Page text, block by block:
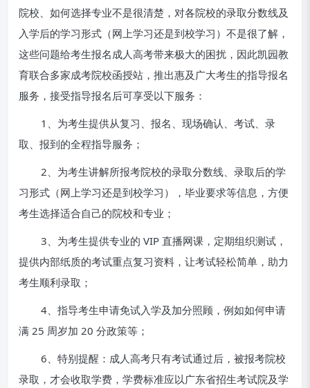
院校、如何选择专业不是很清楚，对各院校的录取分数线及
入学后的学习形式（网上学习还是到校学习）不是很了解，
这些问题给考生报名成人高考带来极大的困扰，因此凯园教
育联合多家成考院校函授站，推出惠及广大考生的指导报名
服务，接受指导报名后可享受以下服务：
1、为考生提供从复习、报名、现场确认、考试、录
取、报到的全程指导服务；
2、为考生讲解所报考院校的录取分数线、录取后的学
习形式（网上学习还是到校学习），毕业要求等信息，方便
考生选择适合自己的院校和专业；
3、为考生提供专业的 VIP 直播网课，定期组织测试，
提供内部纸质的考试重点复习资料，让考试轻松简单，助力
考生顺利录取；
4、指导考生申请免试入学及加分照顾，例如如何申请
满 25 周岁加 20 分政策等；
6、特别提醒：成人高考只有考试通过后，被报考院校
录取，才会收取学费，学费标准应以广东省招生考试院及学